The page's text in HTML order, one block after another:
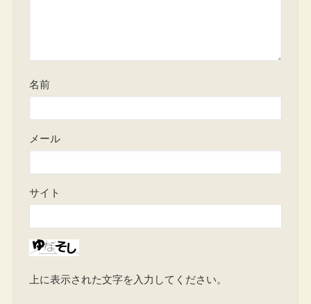
名前
メール
サイト
上に表示された文字を入力してください。